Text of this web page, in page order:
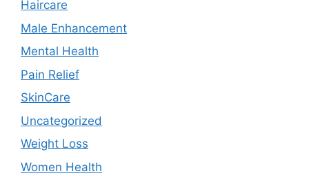
Haircare
Male Enhancement
Mental Health
Pain Relief
SkinCare
Uncategorized
Weight Loss
Women Health